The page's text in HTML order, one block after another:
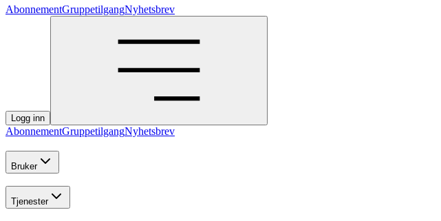
AbonnementGruppetilgangNyhetsbrev
Logg inn
AbonnementGruppetilgangNyhetsbrev
Bruker
Tjenester